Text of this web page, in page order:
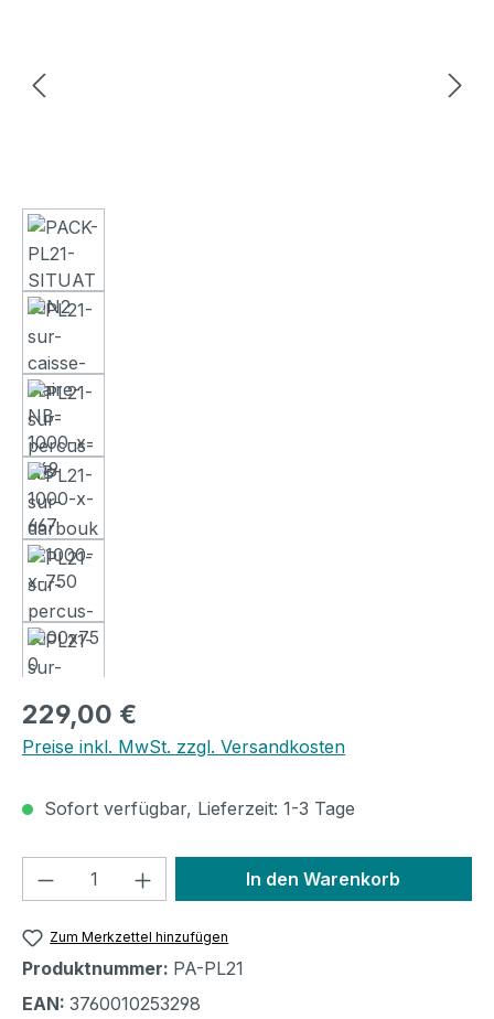
Regulärer Preis:
229,00 €
Preise inkl. MwSt. zzgl. Versandkosten
Sofort verfügbar, Lieferzeit: 1-3 Tage
Produkt Anzahl: Gib denIn den Warenkorb
Zum Merkzettel hinzufügen
Produktnummer: PA-PL21
EAN: 3760010253298